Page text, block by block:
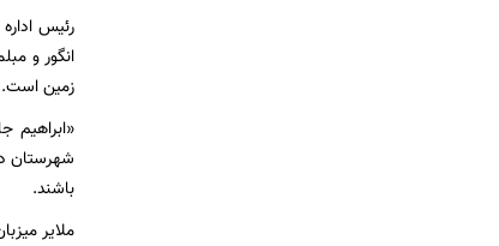
انگور و
زمین است.
شهرستان
باشند.
ملایر